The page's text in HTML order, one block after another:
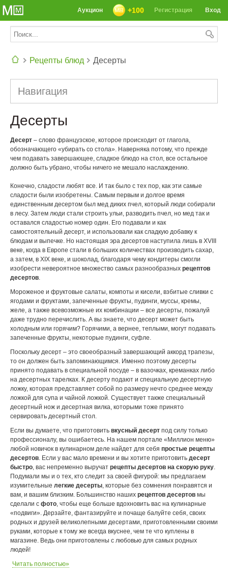
СЕГОДНЯ: 39142 РЕЦЕПТА
Вход
Регистрация
+100
Аукцион
Рецепты блюд Десерты
Навигация
Десерты
Десерт – слово французское, которое происходит от глагола,
обозначающего «убирать со стола». Наверняка потому, что прежде
чем подавать завершающее, сладкое блюдо на стол, все остальное
должно быть убрано, чтобы ничего не мешало наслаждению.
Конечно, сладости любят все. И так было с тех пор, как эти самые
сладости были изобретены. Самым первым и долгое время
единственным десертом был мед диких пчел, который люди собирали
в лесу. Затем люди стали строить ульи, разводить пчел, но мед так и
оставался сладостью номер один. Его подавали и как
самостоятельный десерт, и использовали как сладкую добавку к
блюдам и выпечке. Но настоящая эра десертов наступила лишь в XVIII
веке, когда в Европе стали в больших количествах производить сахар,
а затем, в XIX веке, и шоколад, благодаря чему кондитеры смогли
изобрести невероятное множество самых разнообразных рецептов
десертов.
Мороженое и фруктовые салаты, компоты и кисели, взбитые сливки с
ягодами и фруктами, запеченные фрукты, пудинги, муссы, кремы,
желе, а также всевозможные их комбинации – все десерты, пожалуй
даже трудно перечислить. А вы знаете, что десерт может быть
холодным или горячим? Горячими, а вернее, теплыми, могут подавать
запеченные фрукты, некоторые пудинги, суфле.
Поскольку десерт – это своеобразный завершающий аккорд трапезы,
то он должен быть запоминающимся. Именно поэтому десерты
принято подавать в специальной посуде – в вазочках, креманках либо
на десертных тарелках. К десерту подают и специальную десертную
ложку, которая представляет собой по размеру нечто среднее между
ложкой для супа и чайной ложкой. Существует также специальный
десертный нож и десертная вилка, которыми тоже принято
сервировать десертный стол.
Если вы думаете, что приготовить вкусный десерт под силу только
профессионалу, вы ошибаетесь. На нашем портале «Миллион меню»
любой новичок в кулинарном деле найдет для себя простые рецепты
десертов. Если у вас мало времени и вы хотите приготовить десерт
быстро, вас непременно выручат рецепты десертов на скорую руку.
Подумали мы и о тех, кто следит за своей фигурой: мы предлагаем
изумительные легкие десерты, которые без сомнения понравятся и
вам, и вашим близким. Большинство наших рецептов десертов мы
сделали с фото, чтобы еще больше вдохновить вас на кулинарные
«подвиги». Дерзайте, фантазируйте и почаще балуйте себя, своих
родных и друзей великолепными десертами, приготовленными своими
руками, которые к тому же всегда вкуснее, чем те что куплены в
магазине. Ведь они приготовлены с любовью для самых родных
людей!
Читать полностью»